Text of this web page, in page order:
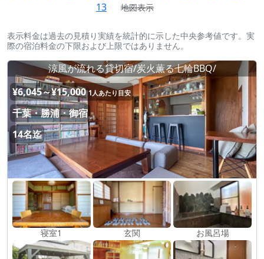
13
地図表示
表示料金は過去の見積り実績を統計的に示した中央参考値です。実
際の宿泊料金の下限および上限ではありません。
涼風が流れる貸切宿/炭火薫る七輪BBQ/
¥6,045～¥15,000 1人あたり目安
千葉・勝浦・御宿
14名迄
寝室1 玄関 お風呂場